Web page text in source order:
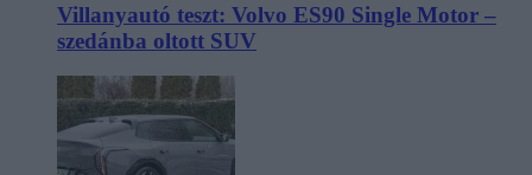
Villanyautó teszt: Volvo ES90 Single Motor –
szedánba oltott SUV